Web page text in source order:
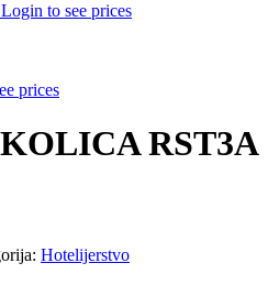
Login to see prices
prices
RST3A
Hotelijerstvo